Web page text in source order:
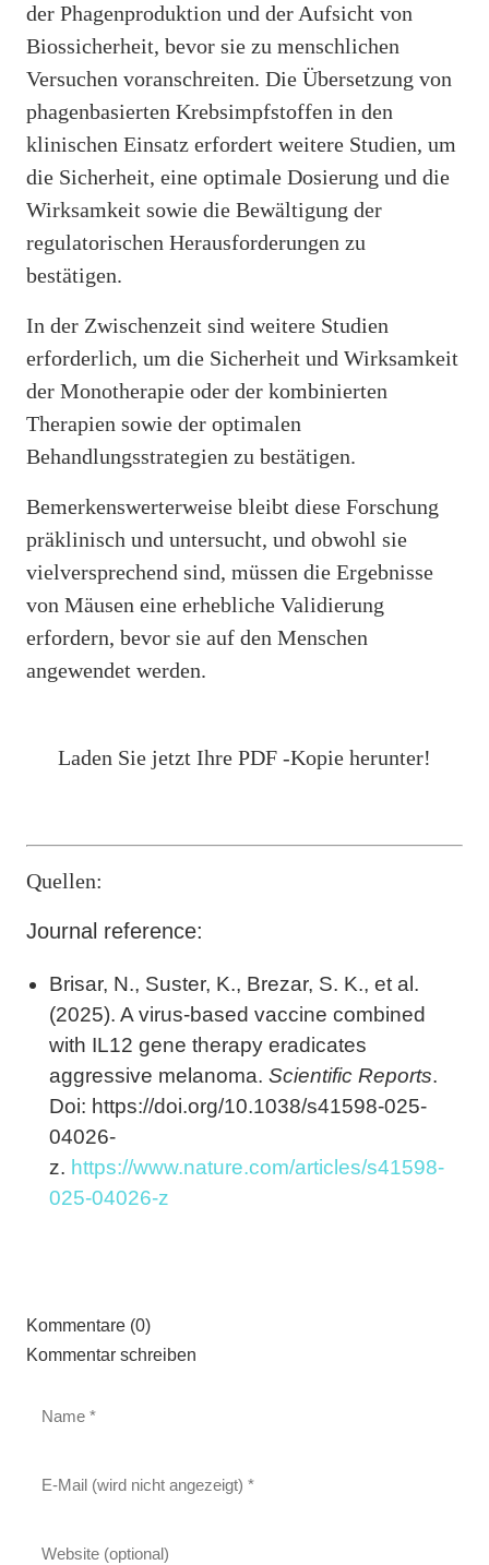
der Phagenproduktion und der Aufsicht von
Biossicherheit, bevor sie zu menschlichen
Versuchen voranschreiten. Die Übersetzung von
phagenbasierten Krebsimpfstoffen in den
klinischen Einsatz erfordert weitere Studien, um
die Sicherheit, eine optimale Dosierung und die
Wirksamkeit sowie die Bewältigung der
regulatorischen Herausforderungen zu
bestätigen.
In der Zwischenzeit sind weitere Studien
erforderlich, um die Sicherheit und Wirksamkeit
der Monotherapie oder der kombinierten
Therapien sowie der optimalen
Behandlungsstrategien zu bestätigen.
Bemerkenswerterweise bleibt diese Forschung
präklinisch und untersucht, und obwohl sie
vielversprechend sind, müssen die Ergebnisse
von Mäusen eine erhebliche Validierung
erfordern, bevor sie auf den Menschen
angewendet werden.
Laden Sie jetzt Ihre PDF -Kopie herunter!
Quellen:
Journal reference:
Brisar, N., Suster, K., Brezar, S. K., et al.
(2025). A virus-based vaccine combined
with IL12 gene therapy eradicates
aggressive melanoma. Scientific Reports.
Doi: https://doi.org/10.1038/s41598-025-
04026-
z. https://www.nature.com/articles/s41598-
025-04026-z
Kommentare (0)
Kommentar schreiben